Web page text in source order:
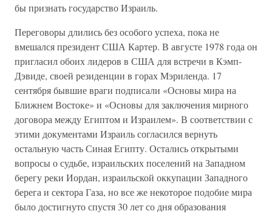
бы признать государство Израиль.
Переговоры длились без особого успеха, пока не
вмешался президент США Картер. В августе 1978 года он
пригласил обоих лидеров в США для встречи в Кэмп-
Дэвиде, своей резиденции в горах Мэриленда. 17
сентября бывшие враги подписали «Основы мира на
Ближнем Востоке» и «Основы для заключения мирного
договора между Египтом и Израилем». В соответствии с
этими документами Израиль согласился вернуть
остальную часть Синая Египту. Остались открытыми
вопросы о судьбе, израильских поселений на Западном
берегу реки Иордан, израильской оккупации Западного
берега и сектора Газа, но все же некоторое подобие мира
было достигнуто спустя 30 лет со дня образования